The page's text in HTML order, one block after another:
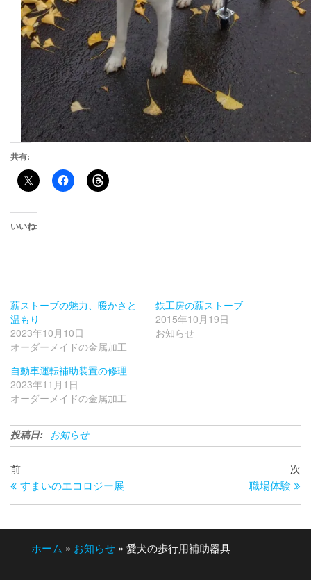
共有:
いいね:
薪ストーブの魅力、暖かさと
温もり
2023年10月10日
オーダーメイドの金属加工
鉄工房の薪ストーブ
2015年10月19日
お知らせ
自動車運転補助装置の修理
2023年11月1日
オーダーメイドの金属加工
投稿日: お知らせ
投
稿
過
去
の
前
すまいのエコロジー展
投
次
職場体験
ホーム » お知らせ » 愛犬の歩行用補助器具